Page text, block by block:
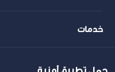
خدمات